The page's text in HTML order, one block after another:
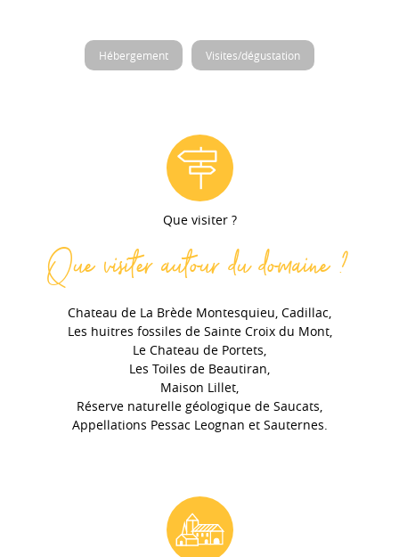
Hébergement Visites/dégustation
Que visiter ?
Que visiter autour du domaine ?
Chateau de La Brède Montesquieu, Cadillac,
Les huitres fossiles de Sainte Croix du Mont,
Le Chateau de Portets,
Les Toiles de Beautiran,
Maison Lillet,
Réserve naturelle géologique de Saucats,
Appellations Pessac Leognan et Sauternes.